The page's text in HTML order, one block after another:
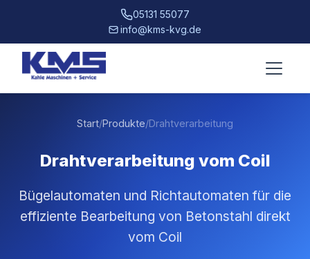
05131 55077
info@kms-kvg.de
Start/Produkte/Drahtverarbeitung
Drahtverarbeitung vom Coil
Bügelautomaten und Richtautomaten für die
effiziente Bearbeitung von Betonstahl direkt
vom Coil